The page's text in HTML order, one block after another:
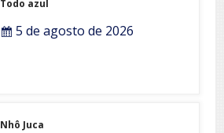
Todo azul
5 de agosto de 2026
Nhô Juca